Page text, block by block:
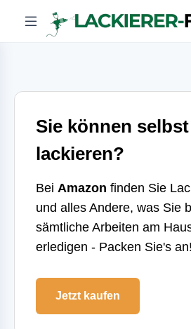
Sie können selbst
lackieren?
Bei Amazon finden Sie
und alles Andere, was Sie
sämtliche Arbeiten am
erledigen - Packen Sie's an!
Jetzt kaufen